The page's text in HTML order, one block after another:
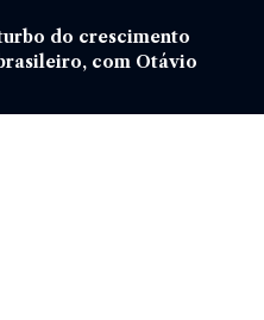
do crescimento
com Otávio